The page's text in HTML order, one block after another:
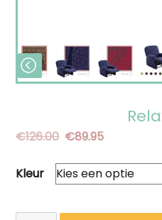
€126.00 Oorspronkelijke
was:
€89.95
is:
Kleur